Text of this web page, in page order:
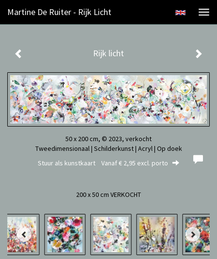
Martine De Ruiter - Rijk Licht
Rijk licht
50 x 200 cm, © 2023, verkocht
Tweedimensionaal | Schilderkunst | Acryl | Op doek
Stuur als kunstkaart Vanaf € 2,95 excl. porto
200 x 50 cm VERKOCHT